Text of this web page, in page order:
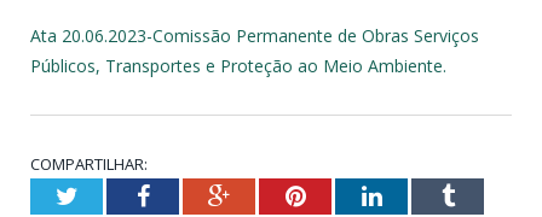
Ata 20.06.2023-Comissão Permanente de Obras Serviços
Públicos, Transportes e Proteção ao Meio Ambiente.
COMPARTILHAR:
TwitterFacebookGoogle+PinterestLinkedInTumblr